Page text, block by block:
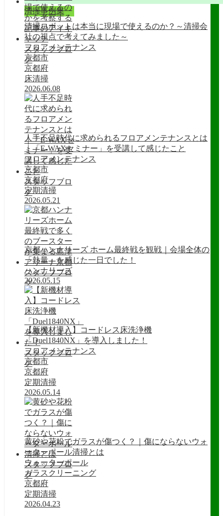
清掃事例集
スタッフブロ
グ
清掃ロボットは本当に現場で使えるのか？～清掃会
社の視点で考えてみました～
フロアメンテナンス
京都市
京都府
床清掃
2026.06.08
スタッフブロ
グ
人手不足時代に求められるフロアメンテナンスとは
｜「E-WAXセミナー」を受講して感じたこと
フロアメンテナンス
京都市
京都府
定期清掃
2026.05.21
スタッフブロ
グ
京都ハンナリーズ ホーム最終戦を観戦｜会場全体の
「熱量」を感じた一日でした！
ハンナリーズ
2026.05.15
スタッフブロ
グ
【新機材導入】コードレス床洗浄機
「Duel1840NX」を導入しました！
フロアメンテナンス
京都市
京都府
定期清掃
2026.05.14
スタッフブロ
グ
黄砂や花粉でガラスが傷つく？｜傷にならないウォ
ーターポール清掃とは
ウォーターポール
ガラスクリーニング
京都府
定期清掃
2026.04.23